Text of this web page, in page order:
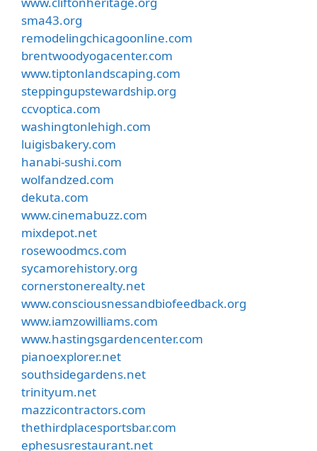
sma43.org
remodelingchicagoonline.com
brentwoodyogacenter.com
www.tiptonlandscaping.com
steppingupstewardship.org
ccvoptica.com
washingtonlehigh.com
luigisbakery.com
hanabi-sushi.com
wolfandzed.com
dekuta.com
www.cinemabuzz.com
mixdepot.net
rosewoodmcs.com
sycamorehistory.org
cornerstonerealty.net
www.consciousnessandbiofeedback.org
www.iamzowilliams.com
www.hastingsgardencenter.com
pianoexplorer.net
southsidegardens.net
trinityum.net
mazzicontractors.com
thethirdplacesportsbar.com
ephesusrestaurant.net